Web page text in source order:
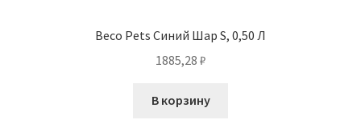
Beco Pets Синий Шар S, 0,50 Л
1885,28 ₽
В корзину